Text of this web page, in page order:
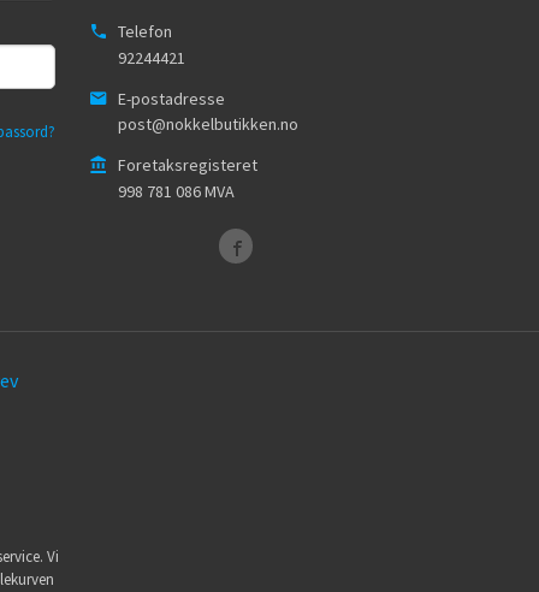
Telefon
92244421
E-postadresse
post@nokkelbutikken.no
Foretaksregisteret
998 781 086 MVA
Vi